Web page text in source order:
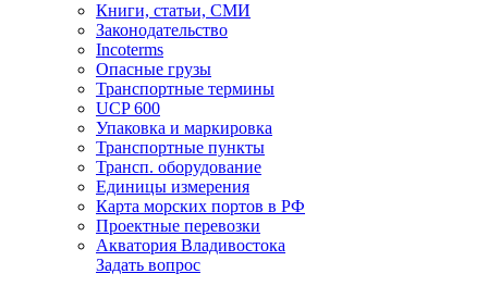
Книги, статьи, СМИ
Законодательство
Incoterms
Опасные грузы
Транспортные термины
UCP 600
Упаковка и маркировка
Транспортные пункты
Трансп. оборудование
Единицы измерения
Карта морских портов в РФ
Проектные перевозки
Акватория Владивостока
Задать вопрос